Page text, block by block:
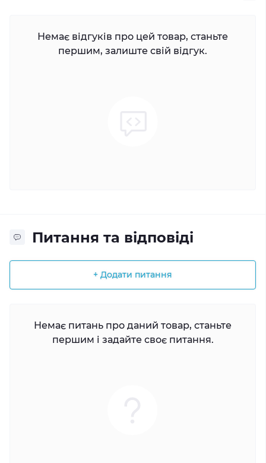
Немає відгуків про цей товар, станьте
першим, залиште свій відгук.
Питання та відповіді
+ Додати питання
Немає питань про даний товар, станьте
першим і задайте своє питання.